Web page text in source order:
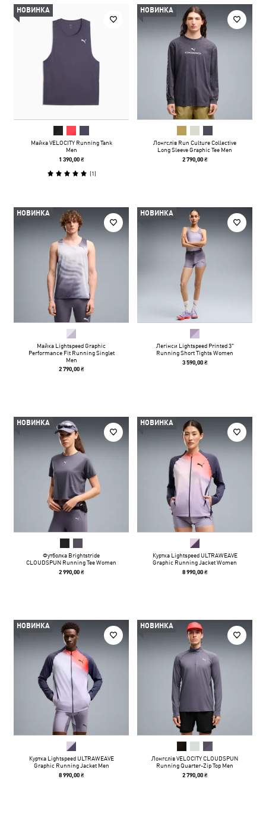
НОВИНКА
Майка VELOCITY Running Tank
Men
1 390,00 ₴
(1)
НОВИНКА
Лонгслів Run Culture Collective
Long Sleeve Graphic Tee Men
2 790,00 ₴
НОВИНКА
Майка Lightspeed Graphic
Performance Fit Running Singlet
Men
2 790,00 ₴
НОВИНКА
Легінси Lightspeed Printed 3"
Running Short Tights Women
3 590,00 ₴
НОВИНКА
Футболка Brightstride
CLOUDSPUN Running Tee Women
2 990,00 ₴
НОВИНКА
Куртка Lightspeed ULTRAWEAVE
Graphic Running Jacket Women
8 990,00 ₴
НОВИНКА
Куртка Lightspeed ULTRAWEAVE
Graphic Running Jacket Men
8 990,00 ₴
НОВИНКА
Лонгслів VELOCITY CLOUDSPUN
Running Quarter-Zip Top Men
2 790,00 ₴